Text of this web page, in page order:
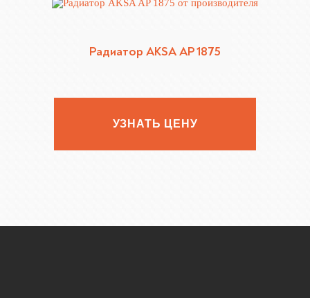
Радиатор AKSA AP 1875
УЗНАТЬ ЦЕНУ